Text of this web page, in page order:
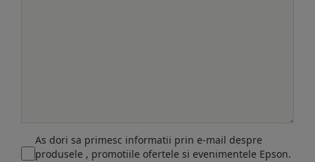
As dori sa primesc informatii prin e-mail despre
produsele , promotiile ofertele si evenimentele Epson.